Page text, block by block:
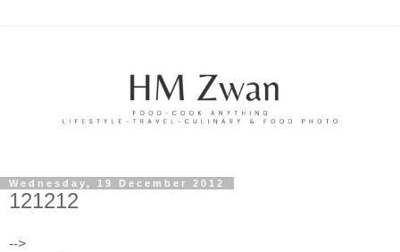
Wednesday, 19 December 2012
121212
-->